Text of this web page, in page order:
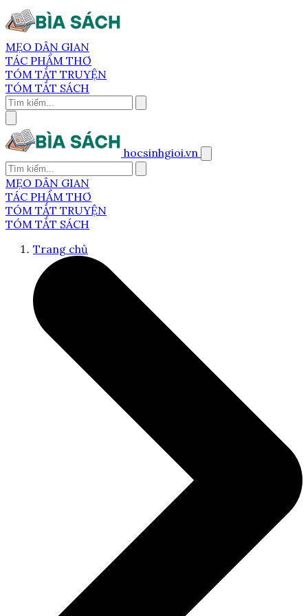
MẸO DÂN GIAN
TÁC PHẨM THƠ
TÓM TẮT TRUYỆN
TÓM TẮT SÁCH
hocsinhgioi.vn
MẸO DÂN GIAN
TÁC PHẨM THƠ
TÓM TẮT TRUYỆN
TÓM TẮT SÁCH
Trang chủ